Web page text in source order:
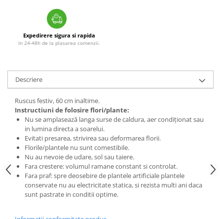
Expedirere sigura si rapida
In 24-48h de la plasarea comenzii.
Descriere
Ruscus festiv, 60 cm inaltime.
Instructiuni de folosire flori/plante:
Nu se amplasează langa surse de caldura, aer condiționat sau
in lumina directa a soarelui.
Evitati presarea, strivirea sau deformarea florii.
Florile/plantele nu sunt comestibile.
Nu au nevoie de udare, sol sau taiere.
Fara crestere: volumul ramane constant si controlat.
Fara praf: spre deosebire de plantele artificiale plantele
conservate nu au electricitate statica, si rezista multi ani daca
sunt pastrate in conditii optime.